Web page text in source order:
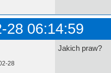
28 06:14:59
28
Jakich praw?